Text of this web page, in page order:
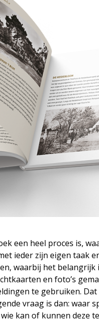
een heel proces is,
ieder zijn eigen taak
waarbij het belangrijk
en foto’s
te gebruiken.
vraag is dan: waar
kan of kunnen deze